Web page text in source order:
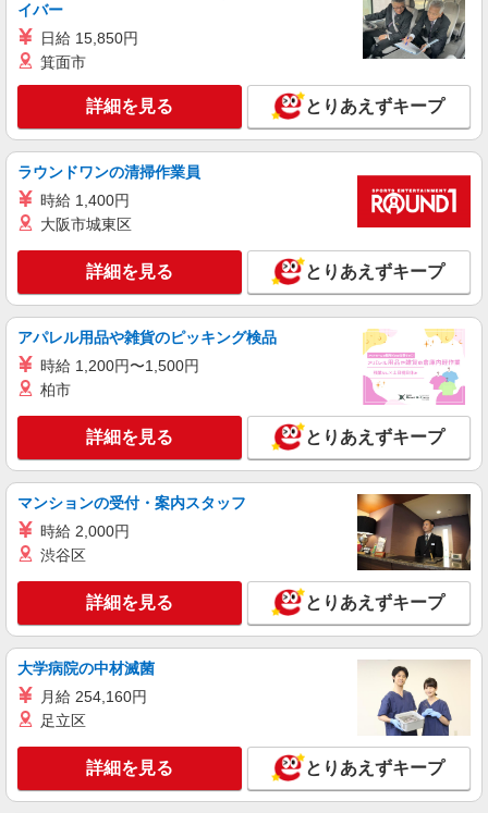
詳細を見る
紹介予定派遣
株式会社シエロ
スマホ携帯販売【エーユー】
月給273200円 ※研修期間6か月・時給1550
円〜 ※残業手当別途支給 ★交通費別途支給（規定
あり） ゜+゜・。○。・゜+゜・。○。・゜+゜ 入
インセンティブ支給(規定有) ゜・。○。・゜
愛知県豊川市の家電量販店
キープ
株式会社シエロ
スマホ携帯販売【エーユー】
月給273200円 ※研修期間6か月・時給1550
円〜 ※残業手当別途支給 ★交通費別途支給（規定
インセンティブ支給(規定有) ゜・。○。・゜
+゜・。○。・゜+゜
キープ 詳細を見る
株式会社シエロ
人気機種に詳しくなれる携帯販売【au】
月給273200円 ※研修期間6か月・時給1550
円〜 ※残業手当別途支給 ★交通費別途支給（規定
あり） ゜+゜・。○。・゜+゜・。○。・゜+゜ 入
社祝い金10万円支給(規定有) お友達を紹介頂くと,
インセンティブ支給(規定有) ゜・。○。・゜
+゜・。○。・゜+゜
愛知県豊川市の家電量販店
キープ 詳細を見る
派遣社員
株式会社シエロ
人気機種に詳しくなれる携帯販売【docomo】
時給1500円〜1700円（経験・能力による） ※
残業代支給 ★交通費別途支給（規定あり） ゜
イバー
日給 15,850円
箕面市
詳細を見る とりあえずキープ
ラウンドワンの清掃作業員
時給 1,400円
大阪市城東区
詳細を見る とりあえずキープ
アパレル用品や雑貨のピッキング検品
時給 1,200円〜1,500円
柏市
詳細を見る とりあえずキープ
マンションの受付・案内スタッフ
時給 2,000円
渋谷区
詳細を見る とりあえずキープ
大学病院の中材滅菌
月給 254,160円
足立区
詳細を見る とりあえずキープ